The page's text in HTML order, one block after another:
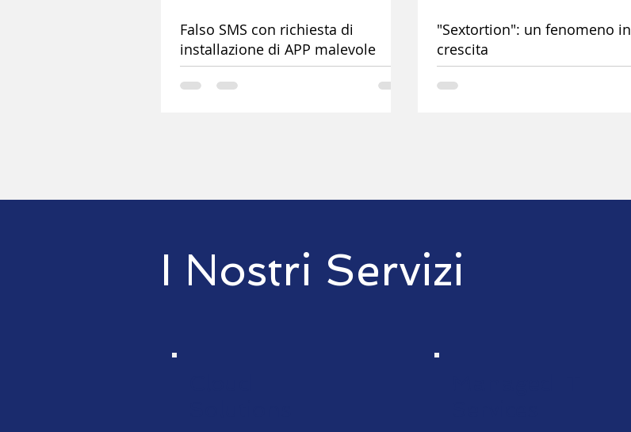
Falso SMS con richiesta di
installazione di APP malevole
"Sextortion": un fenomeno in
crescita
I Nostri Servizi